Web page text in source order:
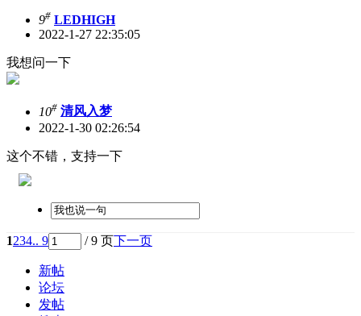
9# LEDHIGH
2022-1-27 22:35:05
我想问一下
10# 清风入梦
2022-1-30 02:26:54
这个不错，支持一下
1234.. 9 / 9 页下一页
新帖
论坛
发帖